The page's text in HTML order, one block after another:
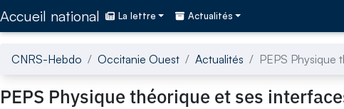
Accueil national La lettre Actualités
CNRS-Hebdo Occitanie Ouest Actualités PEPS Physique
PEPS Physique théorique et ses